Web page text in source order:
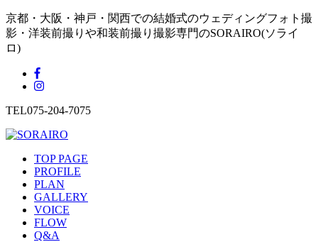
京都・大阪・神戸・関西での結婚式のウェディングフォト撮
影・洋装前撮りや和装前撮り撮影専門のSORAIRO(ソライ
ロ)
TEL075-204-7075
TOP PAGE
PROFILE
PLAN
GALLERY
VOICE
FLOW
Q&A